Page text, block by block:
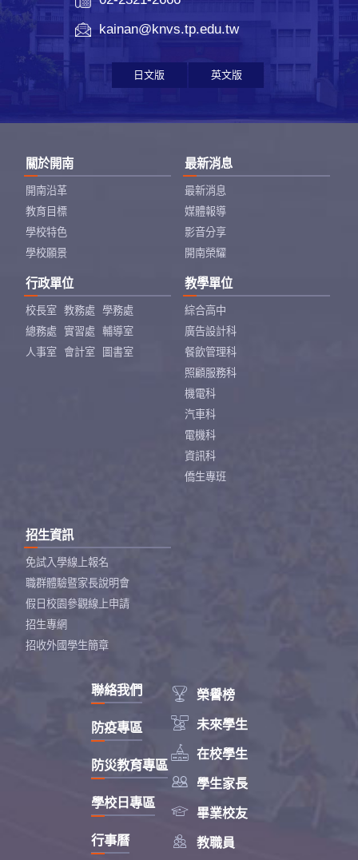
kainan@knvs.tp.edu.tw
日文版 英文版
關於開南
開南沿革
教育目標
學校特色
學校願景
最新消息
最新消息
媒體報導
影音分享
開南榮耀
行政單位
校長室 教務處
學務處
總務處
實習處
輔導室
人事室
會計室 圖書室
教學單位
綜合高中
廣告設計科
餐飲管理科
照顧服務科
機電科
汽車科
電機科
資訊科
僑生專班
招生資訊
免試入學線上報名
職群體驗暨家長說明會
假日校園參觀線上申請
招生專網
招收外國學生簡章
 榮譽榜
 未來學生
 在校學生
 學生家長
 畢業校友
 教職員
聯絡我們
防疫專區
防災教育專區
學校日專區
行事曆